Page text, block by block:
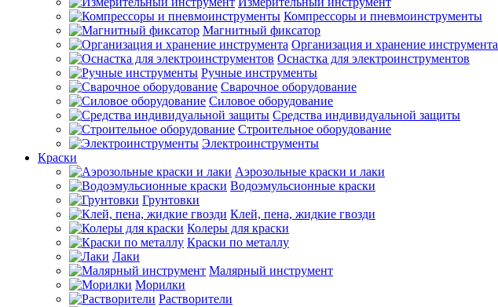
Компрессоры и пневмоинструменты
Магнитный фиксатор
Организация и хранение инструмента
Оснастка для электроинструментов
Ручные инструменты
Сварочное оборудование
Силовое оборудование
Средства индивидуальной защиты
Строительное оборудование
Электроинструменты
Краски
Аэрозольные краски и лаки
Водоэмульсионные краски
Грунтовки
Клей, пена, жидкие гвозди
Колеры для краски
Краски по металлу
Лаки
Малярный инструмент
Морилки
Растворители